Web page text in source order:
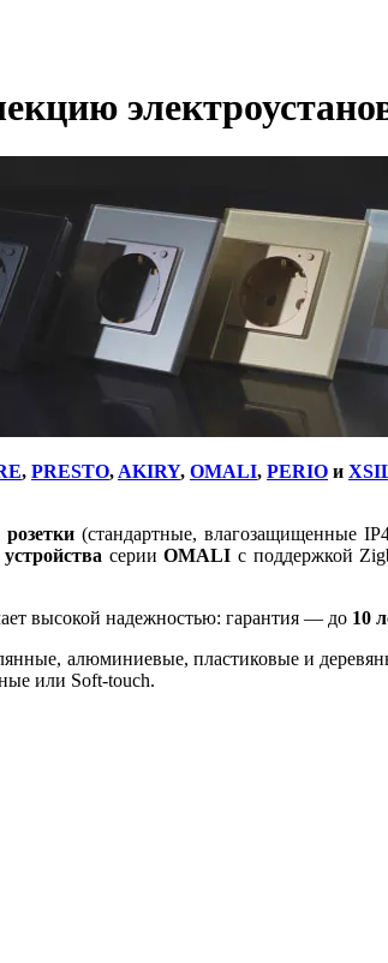
, PRESTO, AKIRY, OMALI, PERIO и
розетки(стандартные, влагозащищенные
серииOMALI с поддержкой
высокой надежностью: гарантия — до 10
алюминиевые, пластиковые и
или Soft-touch.